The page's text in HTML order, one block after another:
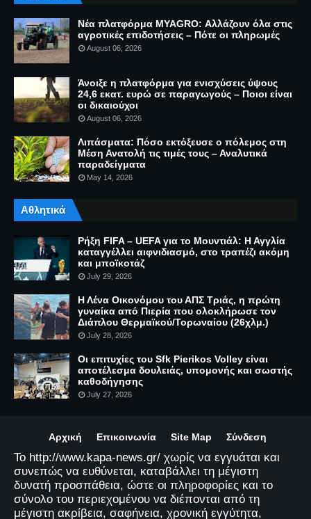
Νέα πλατφόρμα MYAGRO: Αλλάζουν όλα στις
αγροτικές επιδοτήσεις – Πότε οι πληρωμές
August 06, 2026
Άνοιξε η πλατφόρμα για ενισχύσεις ύψους
24,6 εκατ. ευρώ σε παραγωγούς – Ποιοι είναι
οι δικαιούχοι
August 06, 2026
Λιπάσματα: Πόσο εκτόξευσε ο πόλεμος στη
Μέση Ανατολή τις τιμές τους – Αναλυτικά
παραδείγματα
May 14, 2026
Αθλητικά
Ρήξη FIFA – UEFA για το Μουντιάλ: Η Αγγλία
καταγγέλλει αιφνιδιασμό, στο τραπέζι ακόμη
και μποϊκοτάζ
July 29, 2026
Η Λένα Οικονόμου του ΑΠΣ Τριάς, η πρώτη
γυναίκα από Πιερία που ολοκλήρωσε τον
Διάπλου Θερμαϊκού/Τορωναίου (26χλμ.)
July 28, 2026
Οι επιτυχίες του Sfk Pierikos Volley είναι
αποτέλεσμα δουλειάς, υπομονής και σωστής
καθοδήγησης
July 27, 2026
Αρχική Επικοινωνία Site Map Σύνδεση
Το http://www.kapa-news.gr/ χωρίς να εγγυάται και
συνεπώς να ευθύνεται, καταβάλλει τη μέγιστη
δυνατή προσπάθεια, ώστε οι πληροφορίες και το
σύνολο του περιεχομένου να διέπονται από τη
μέγιστη ακρίβεια, σαφήνεια, χρονική εγγύτητα,